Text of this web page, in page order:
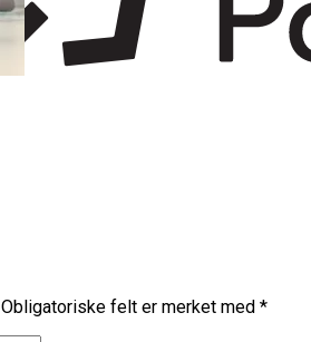
Obligatoriske felt er merket med *